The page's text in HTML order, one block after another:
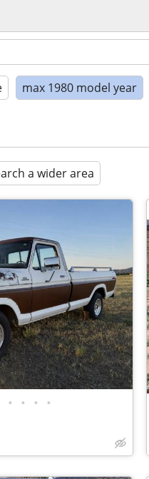
max 1980 model year
a wider area
• • • •